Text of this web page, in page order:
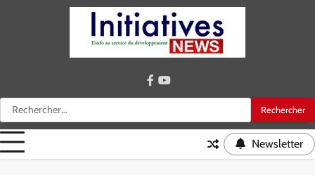
Rechercher :
facebook
youtube
Newsletter